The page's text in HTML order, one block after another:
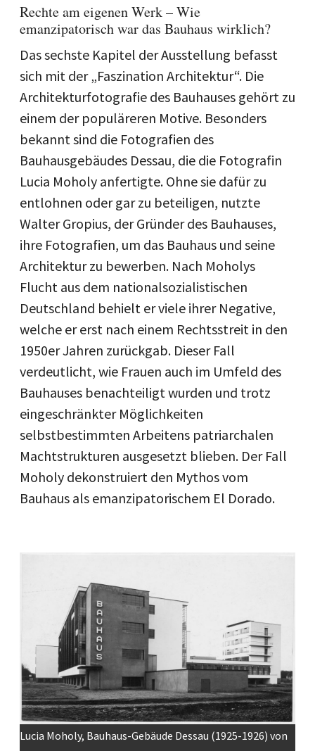
Rechte am eigenen Werk – Wie
emanzipatorisch war das Bauhaus wirklich?
Das sechste Kapitel der Ausstellung befasst
sich mit der „Faszination Architektur“. Die
Architekturfotografie des Bauhauses gehört zu
einem der populäreren Motive. Besonders
bekannt sind die Fotografien des
Bauhausgebäudes Dessau, die die Fotografin
Lucia Moholy anfertigte. Ohne sie dafür zu
entlohnen oder gar zu beteiligen, nutzte
Walter Gropius, der Gründer des Bauhauses,
ihre Fotografien, um das Bauhaus und seine
Architektur zu bewerben. Nach Moholys
Flucht aus dem nationalsozialistischen
Deutschland behielt er viele ihrer Negative,
welche er erst nach einem Rechtsstreit in den
1950er Jahren zurückgab. Dieser Fall
verdeutlicht, wie Frauen auch im Umfeld des
Bauhauses benachteiligt wurden und trotz
eingeschränkter Möglichkeiten
selbstbestimmten Arbeitens patriarchalen
Machtstrukturen ausgesetzt blieben. Der Fall
Moholy dekonstruiert den Mythos vom
Bauhaus als emanzipatorischem El Dorado.
Lucia Moholy, Bauhaus-Gebäude Dessau (1925-1926) von